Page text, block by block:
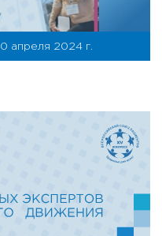
апреля 2024 г.